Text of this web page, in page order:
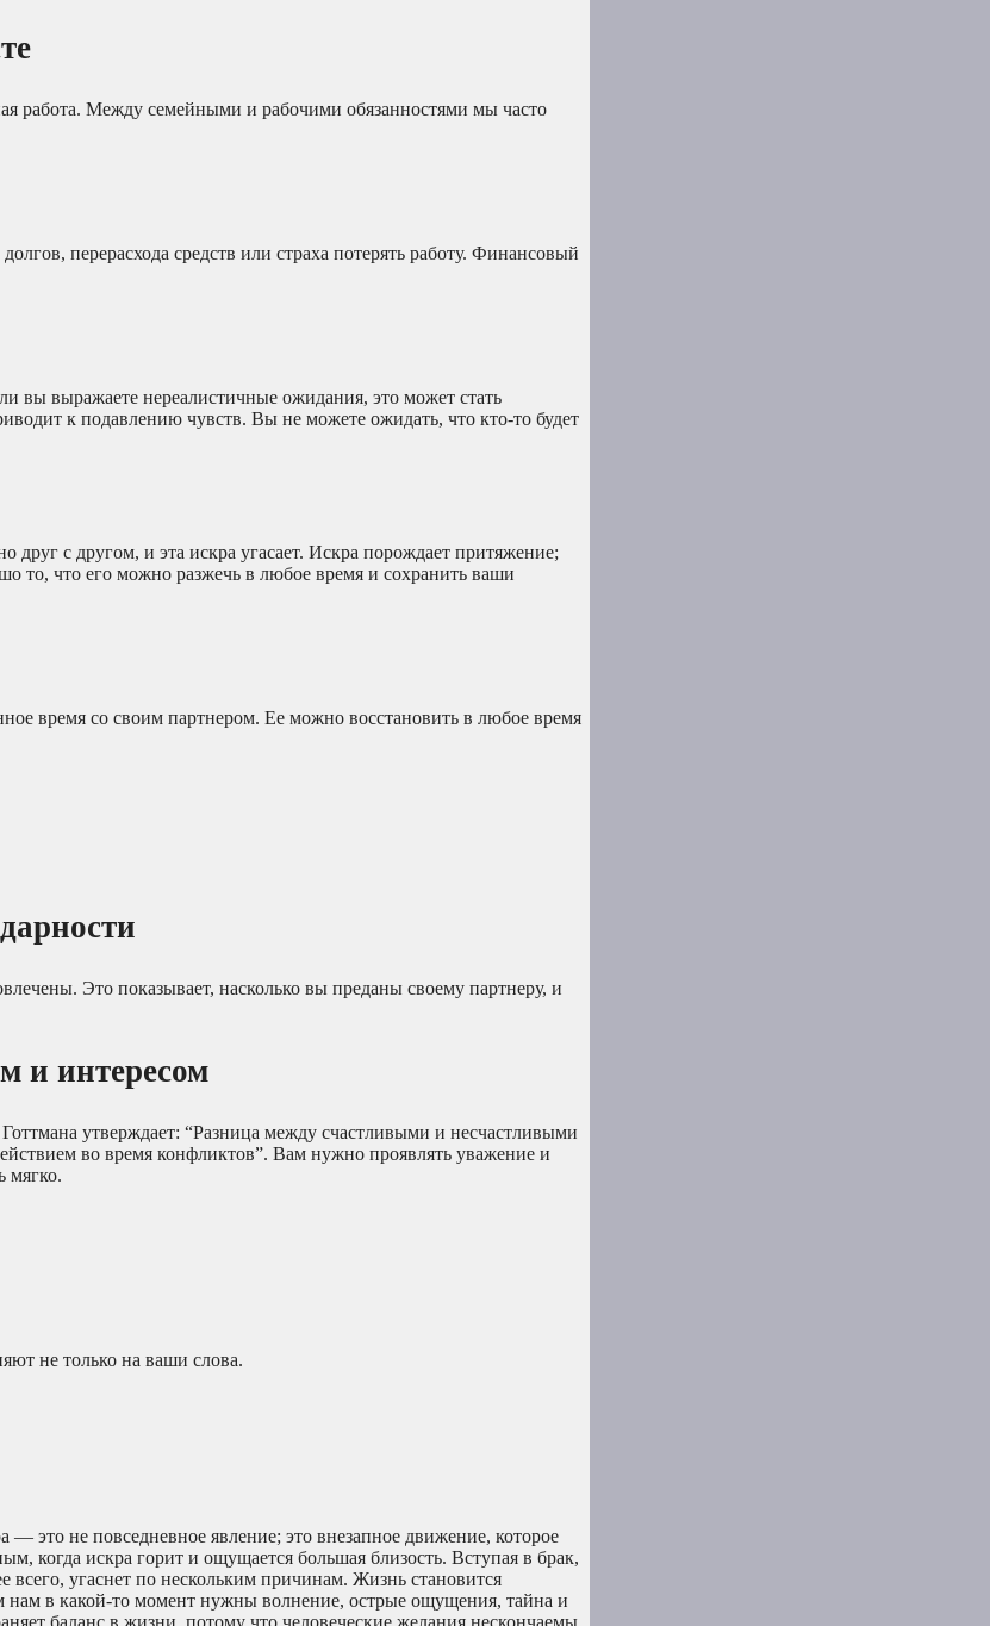
работа. Между семейными и рабочими обязанностями мы часто
перерасхода средств или страха потерять работу. Финансовый
вы выражаете нереалистичные ожидания, это может стать
к подавлению чувств. Вы не можете ожидать, что кто-то будет
с другом, и эта искра угасает. Искра порождает притяжение;
то, что его можно разжечь в любое время и сохранить ваши
время со своим партнером. Ее можно восстановить в любое время
Это показывает, насколько вы преданы своему партнеру, и
и интересом
утверждает: “Разница между счастливыми и несчастливыми
во время конфликтов”. Вам нужно проявлять уважение и
мягко.
не только на ваши слова.
это не повседневное явление; это внезапное движение, которое
когда искра горит и ощущается большая близость. Вступая в брак,
угаснет по нескольким причинам. Жизнь становится
нам в какой-то момент нужны волнение, острые ощущения, тайна и
баланс в жизни, потому что человеческие желания нескончаемы.